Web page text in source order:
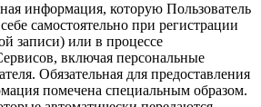
информация, которую Пользователь
самостоятельно при регистрации
записи) или в процессе
включая персональные
Обязательная для предоставления
помечена специальным образом.